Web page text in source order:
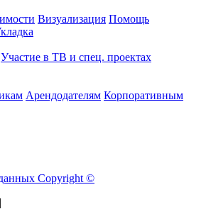
Визуализация Помощь
Участие в ТВ и спец. проектах
Арендодателям Корпоративным
Copyright ©